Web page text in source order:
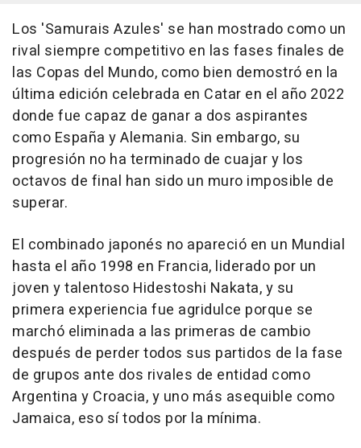
Los 'Samurais Azules' se han mostrado como un
rival siempre competitivo en las fases finales de
las Copas del Mundo, como bien demostró en la
última edición celebrada en Catar en el año 2022
donde fue capaz de ganar a dos aspirantes
como España y Alemania. Sin embargo, su
progresión no ha terminado de cuajar y los
octavos de final han sido un muro imposible de
superar.
El combinado japonés no apareció en un Mundial
hasta el año 1998 en Francia, liderado por un
joven y talentoso Hidestoshi Nakata, y su
primera experiencia fue agridulce porque se
marchó eliminada a las primeras de cambio
después de perder todos sus partidos de la fase
de grupos ante dos rivales de entidad como
Argentina y Croacia, y uno más asequible como
Jamaica, eso sí todos por la mínima.